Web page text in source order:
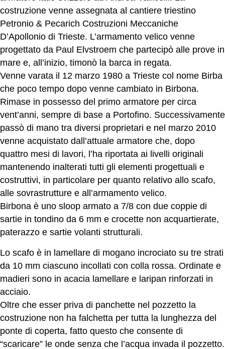
costruzione venne assegnata al cantiere triestino
Petronio & Pecarich Costruzioni Meccaniche
D’Apollonio di Trieste. L’armamento velico venne
progettato da Paul Elvstroem che partecipò alle prove in
mare e, all’inizio, timonò la barca in regata.
Venne varata il 12 marzo 1980 a Trieste col nome Birba
che poco tempo dopo venne cambiato in Birbona.
Rimase in possesso del primo armatore per circa
vent’anni, sempre di base a Portofino. Successivamente
passò di mano tra diversi proprietari e nel marzo 2010
venne acquistato dall’attuale armatore che, dopo
quattro mesi di lavori, l’ha riportata ai livelli originali
mantenendo inalterati tutti gli elementi progettuali e
costruttivi, in particolare per quanto relativo allo scafo,
alle sovrastrutture e all’armamento velico.
Birbona è uno sloop armato a 7/8 con due coppie di
sartie in tondino da 6 mm e crocette non acquartierate,
paterazzo e sartie volanti strutturali.
Lo scafo è in lamellare di mogano incrociato su tre strati
da 10 mm ciascuno incollati con colla rossa. Ordinate e
madieri sono in acacia lamellare e laripan rinforzati in
acciaio.
Oltre che esser priva di panchette nel pozzetto la
costruzione non ha falchetta per tutta la lunghezza del
ponte di coperta, fatto questo che consente di
“scaricare” le onde senza che l’acqua invada il pozzetto.